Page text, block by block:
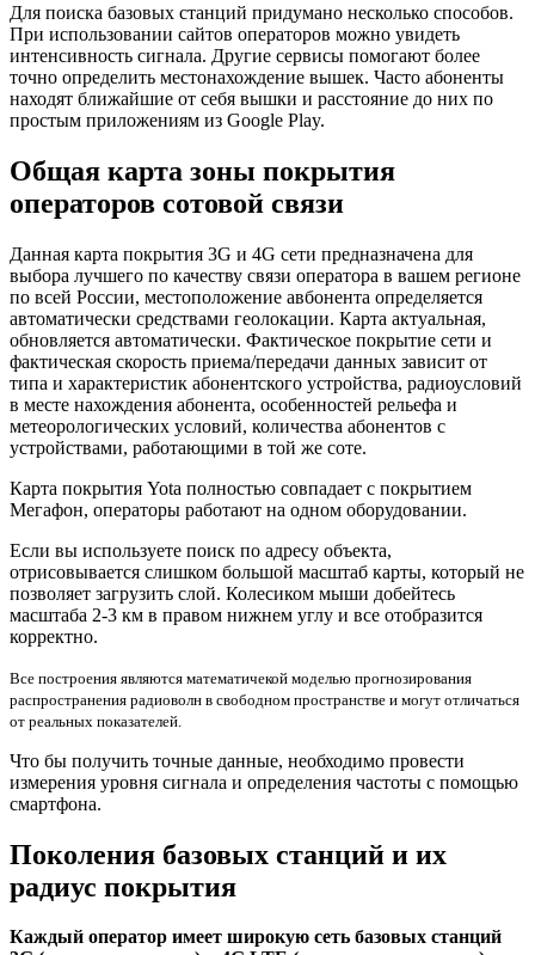
Для поиска базовых станций придумано несколько способов.
При использовании сайтов операторов можно увидеть
интенсивность сигнала. Другие сервисы помогают более
точно определить местонахождение вышек. Часто абоненты
находят ближайшие от себя вышки и расстояние до них по
простым приложениям из Google Play.
Общая карта зоны покрытия
операторов сотовой связи
Данная карта покрытия 3G и 4G сети предназначена для
выбора лучшего по качеству связи оператора в вашем регионе
по всей России, местоположение авбонента определяется
автоматически средствами геолокации. Карта актуальная,
обновляется автоматически. Фактическое покрытие сети и
фактическая скорость приема/передачи данных зависит от
типа и характеристик абонентского устройства, радиоусловий
в месте нахождения абонента, особенностей рельефа и
метеорологических условий, количества абонентов с
устройствами, работающими в той же соте.
Карта покрытия Yota полностью совпадает с покрытием
Мегафон, операторы работают на одном оборудовании.
Если вы используете поиск по адресу объекта,
отрисовывается слишком большой масштаб карты, который не
позволяет загрузить слой. Колесиком мыши добейтесь
масштаба 2-3 км в правом нижнем углу и все отобразится
корректно.
Все построения являются математичекой моделью прогнозирования
распространения радиоволн в свободном пространстве и могут отличаться
от реальных показателей.
Что бы получить точные данные, необходимо провести
измерения уровня сигнала и определения частоты с помощью
смартфона.
Поколения базовых станций и их
радиус покрытия
Каждый оператор имеет широкую сеть базовых станций